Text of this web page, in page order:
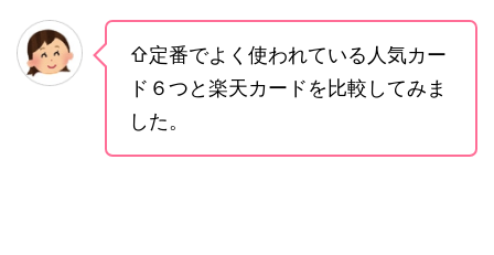
⇧定番でよく使われている人気カー
ド６つと楽天カードを比較してみま
した。